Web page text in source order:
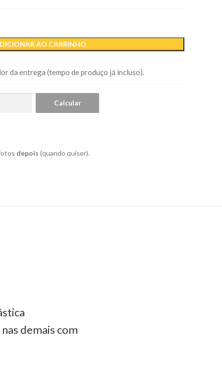
R$64,00.
AO CARRINHO
da entrega (tempo de produço já incluso).
depois (quando quiser).
demais com